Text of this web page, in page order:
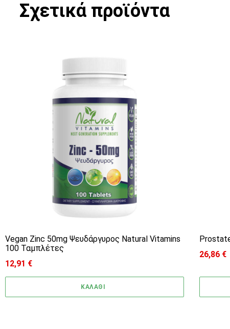
Σχετικά προϊόντα
Οι επιλογές μπορούν να
Vegan Zinc 50mg Ψευδάργυρος Natural Vitamins
100 Ταμπλέτες
12,91 €
ΚΑΛΑΘΙ
26,86 €